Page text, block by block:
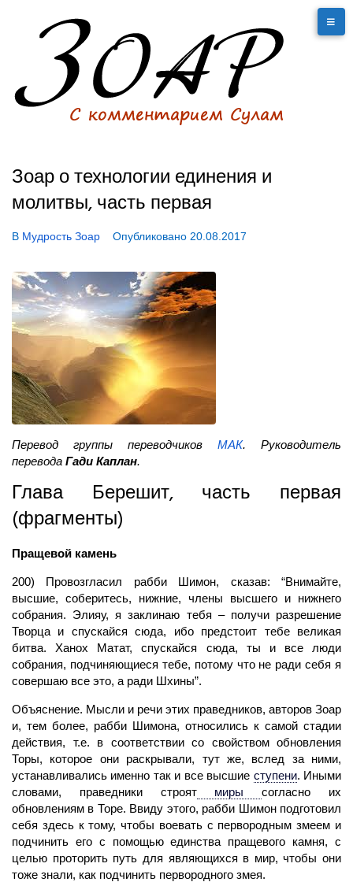
Зоар о технологии единения и
молитвы, часть первая
В Мудрость Зоар Опубликовано 20.08.2017
Перевод группы переводчиков МАК. Руководитель
перевода Гади Каплан.
Глава Берешит, часть первая
(фрагменты)
Пращевой камень
200) Провозгласил рабби Шимон, сказав: “Внимайте,
высшие, соберитесь, нижние, члены высшего и нижнего
собрания. Элияу, я заклинаю тебя – получи разрешение
Творца и спускайся сюда, ибо предстоит тебе великая
битва. Ханох Матат, спускайся сюда, ты и все люди
собрания, подчиняющиеся тебе, потому что не ради себя я
совершаю все это, а ради Шхины”.
Объяснение. Мысли и речи этих праведников, авторов Зоар
и, тем более, рабби Шимона, относились к самой стадии
действия, т.е. в соответствии со свойством обновления
Торы, которое они раскрывали, тут же, вслед за ними,
устанавливались именно так и все высшие ступени. Иными
словами, праведники строятмирысогласно их
обновлениям в Торе. Ввиду этого, рабби Шимон подготовил
себя здесь к тому, чтобы воевать с первородным змеем и
подчинить его с помощью единства пращевого камня, с
целью проторить путь для являющихся в мир, чтобы они
тоже знали, как подчинить первородного змея.